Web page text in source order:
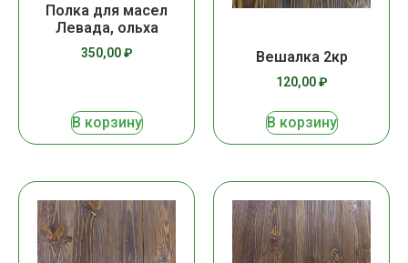
Полка для масел
Левада, ольха
350,00₽
В корзину
Вешалка 2кр
120,00₽
В корзину